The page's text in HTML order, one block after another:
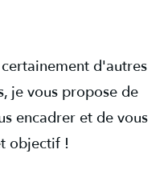
d'autres
je vous propose de
encadrer et de vous
objectif !